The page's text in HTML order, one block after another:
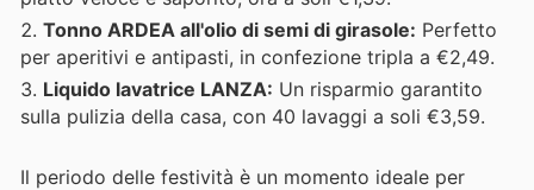
Tonno ARDEA all'olio di semi di girasole: Perfetto
per aperitivi e antipasti, in confezione tripla a €2,49.
Liquido lavatrice LANZA: Un risparmio garantito
sulla pulizia della casa, con 40 lavaggi a soli €3,59.
Il periodo delle festività è un momento ideale per